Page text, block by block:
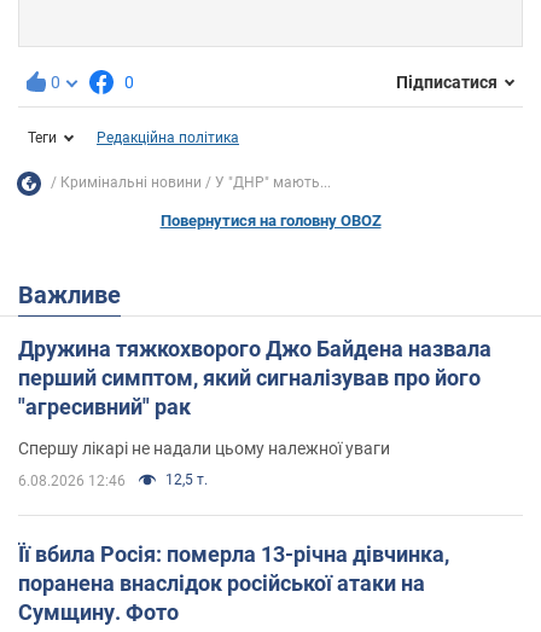
0 0 Підписатися
Теги Редакційна політика
Кримінальні новини У "ДНР" мають...
Повернутися на головну OBOZ
Важливе
Дружина тяжкохворого Джо Байдена назвала
перший симптом, який сигналізував про його
"агресивний" рак
Спершу лікарі не надали цьому належної уваги
6.08.2026 12:46 12,5 т.
Її вбила Росія: померла 13-річна дівчинка,
поранена внаслідок російської атаки на
Сумщину. Фото